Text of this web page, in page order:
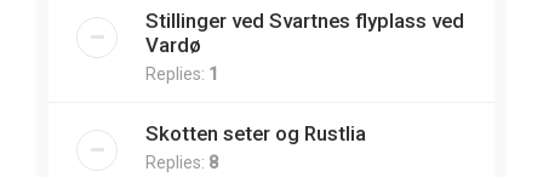
Stillinger ved Svartnes flyplass ved
Vardø
Replies: 1
Skotten seter og Rustlia
Replies: 8